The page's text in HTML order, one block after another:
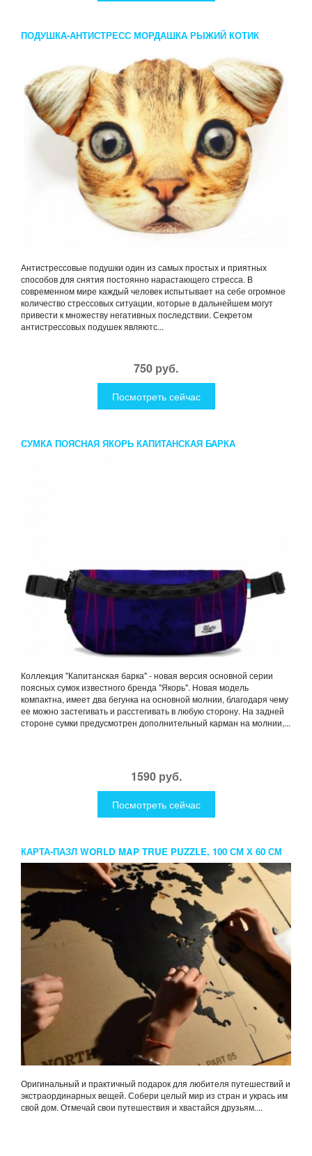
ПОДУШКА-АНТИСТРЕСС МОРДАШКА РЫЖИЙ КОТИК
Антистрессовые подушки один из самых простых и приятных
способов для снятия постоянно нарастающего стресса. В
современном мире каждый человек испытывает на себе огромное
количество стрессовых ситуации, которые в дальнейшем могут
привести к множеству негативных последствии. Секретом
антистрессовых подушек являютс...
750 руб.
Посмотреть сейчас
СУМКА ПОЯСНАЯ ЯКОРЬ КАПИТАНСКАЯ БАРКА
Коллекция "Капитанская барка" - новая версия основной серии
поясных сумок известного бренда "Якорь". Новая модель
компактна, имеет два бегунка на основной молнии, благодаря чему
ее можно застегивать и расстегивать в любую сторону. На задней
стороне сумки предусмотрен дополнительный карман на молнии,...
1590 руб.
Посмотреть сейчас
КАРТА-ПАЗЛ WORLD MAP TRUE PUZZLE, 100 СМ Х 60 СМ
Оригинальный и практичный подарок для любителя путешествий и
экстраординарных вещей. Собери целый мир из стран и укрась им
свой дом. Отмечай свои путешествия и хвастайся друзьям....